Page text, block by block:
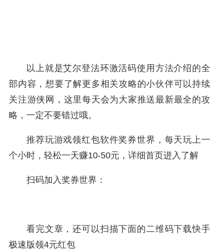
以上就是艾尔登法环激活码使用方法介绍的全
部内容，想要了解更多相关攻略的小伙伴可以持续
关注游侠网，这里每天会为大家推送最新最全的攻
略，一定不要错过哦。
推荐玩游戏领红包软件奖券世界，每天玩上一
个小时，轻松一天赚10-50元，详细首页进入了解
扫码加入奖券世界：
看完文章，还可以扫描下面的二维码下载快手
极速版领4元红包